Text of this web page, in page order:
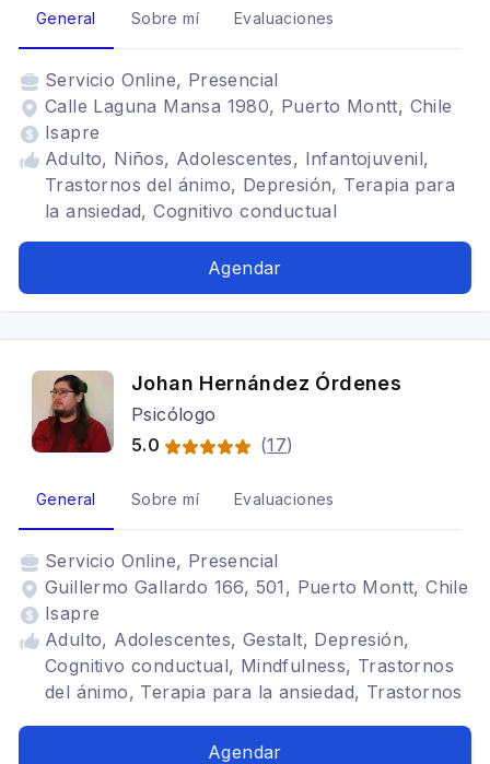
General Sobre mí Evaluaciones
Servicio Online, Presencial
Calle Laguna Mansa 1980, Puerto Montt, Chile
Isapre
Adulto, Niños, Adolescentes, Infantojuvenil,
Trastornos del ánimo, Depresión, Terapia para
la ansiedad, Cognitivo conductual
Agendar
Johan Hernández Órdenes
Psicólogo
5.0
(17)
General Sobre mí Evaluaciones
Servicio Online, Presencial
Guillermo Gallardo 166, 501, Puerto Montt, Chile
Isapre
Adulto, Adolescentes, Gestalt, Depresión,
Cognitivo conductual, Mindfulness, Trastornos
del ánimo, Terapia para la ansiedad, Trastornos
Agendar